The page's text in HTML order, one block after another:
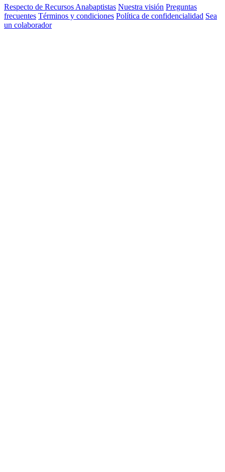
Respecto de Recursos Anabaptistas Nuestra visión Preguntas
frecuentes Términos y condiciones Política de confidencialidad Sea
un colaborador